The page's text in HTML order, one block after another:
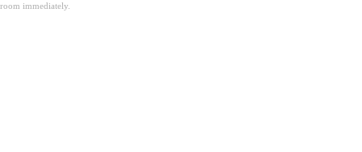
room immediately.